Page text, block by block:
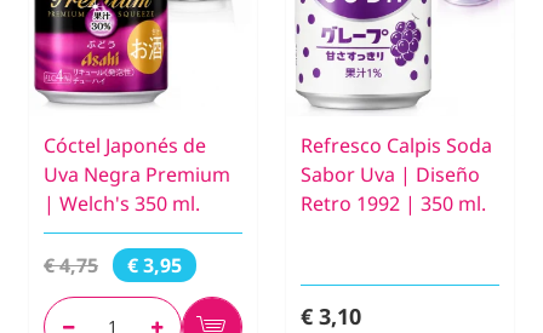
Cóctel Japonés de
Uva Negra Premium
| Welch's 350 ml.
€ 4,75 € 3,95
Refresco Calpis Soda
Sabor Uva | Diseño
Retro 1992 | 350 ml.
€ 3,10